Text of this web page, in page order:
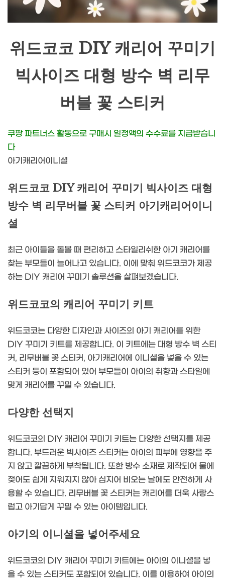
위드코코 DIY 캐리어 꾸미기
빅사이즈 대형 방수 벽 리무
버블 꽃 스티커
쿠팡 파트너스 활동으로 구매시 일정액의 수수료를 지급받습니
다
아기캐리어이니셜
위드코코 DIY 캐리어 꾸미기 빅사이즈 대형
방수 벽 리무버블 꽃 스티커 아기캐리어이니
셜
최근 아이들을 돌볼 때 편리하고 스타일리쉬한 아기 캐리어를
찾는 부모들이 늘어나고 있습니다. 이에 맞춰 위드코코가 제공
하는 DIY 캐리어 꾸미기 솔루션을 살펴보겠습니다.
위드코코의 캐리어 꾸미기 키트
위드코코는 다양한 디자인과 사이즈의 아기 캐리어를 위한
DIY 꾸미기 키트를 제공합니다. 이 키트에는 대형 방수 벽 스티
커, 리무버블 꽃 스티커, 아기캐리어에 이니셜을 넣을 수 있는
스티커 등이 포함되어 있어 부모들이 아이의 취향과 스타일에
맞게 캐리어를 꾸밀 수 있습니다.
다양한 선택지
위드코코의 DIY 캐리어 꾸미기 키트는 다양한 선택지를 제공
합니다. 부드러운 빅사이즈 스티커는 아이의 피부에 영향을 주
지 않고 깔끔하게 부착됩니다. 또한 방수 소재로 제작되어 물에
젖어도 쉽게 지워지지 않아 심지어 비오는 날에도 안전하게 사
용할 수 있습니다. 리무버블 꽃 스티커는 캐리어를 더욱 사랑스
럽고 아기답게 꾸밀 수 있는 아이템입니다.
아기의 이니셜을 넣어주세요
위드코코의 DIY 캐리어 꾸미기 키트에는 아이의 이니셜을 넣
을 수 있는 스티커도 포함되어 있습니다. 이를 이용하여 아이의